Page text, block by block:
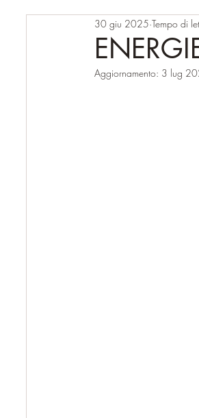
Oracolo Eventi
30 giu 2025 Tempo di
Aggiornamento: 3 lug